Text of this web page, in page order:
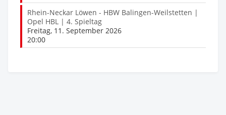
Rhein-Neckar Löwen - HBW Balingen-Weilstetten |
Opel HBL | 4. Spieltag
Freitag, 11. September 2026
20:00